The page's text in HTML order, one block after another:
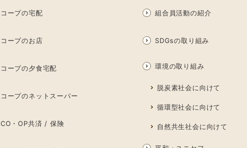
コープの宅配
コープのお店
コープの夕食宅配
コープのネットスーパー
CO・OP共済 / 保険
組合員活動の紹介
SDGsの取り組み
環境の取り組み
脱炭素社会に向けて
循環型社会に向けて
自然共生社会に向けて